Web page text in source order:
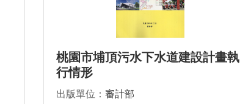
桃園市埔頂污水下水道建設計畫執
行情形
出版單位： 審計部